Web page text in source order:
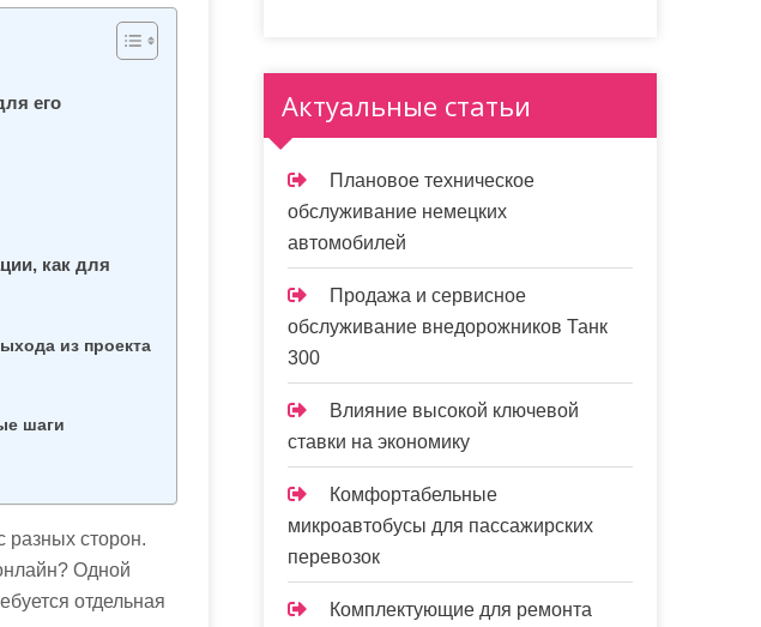
его
как для
из проекта
шаги
разных сторон.
Одной
отдельная
Актуальные статьи
Плановое техническое
обслуживание немецких
автомобилей
Продажа и сервисное
обслуживание внедорожников Танк
300
Влияние высокой ключевой
ставки на экономику
Комфортабельные
микроавтобусы для пассажирских
перевозок
Комплектующие для ремонта